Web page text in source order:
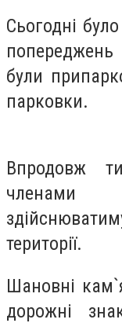
Сьогодні
були
парковки.
Впродовж
членами
території.
Шановні
дорожні